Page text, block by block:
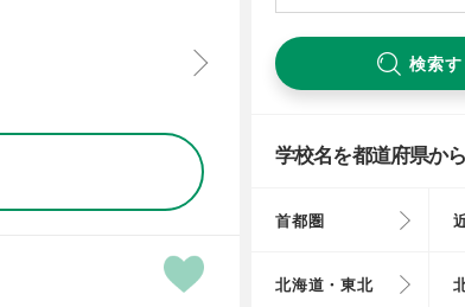
検索
学校名を都道府県か
首都圏
北海道・東北